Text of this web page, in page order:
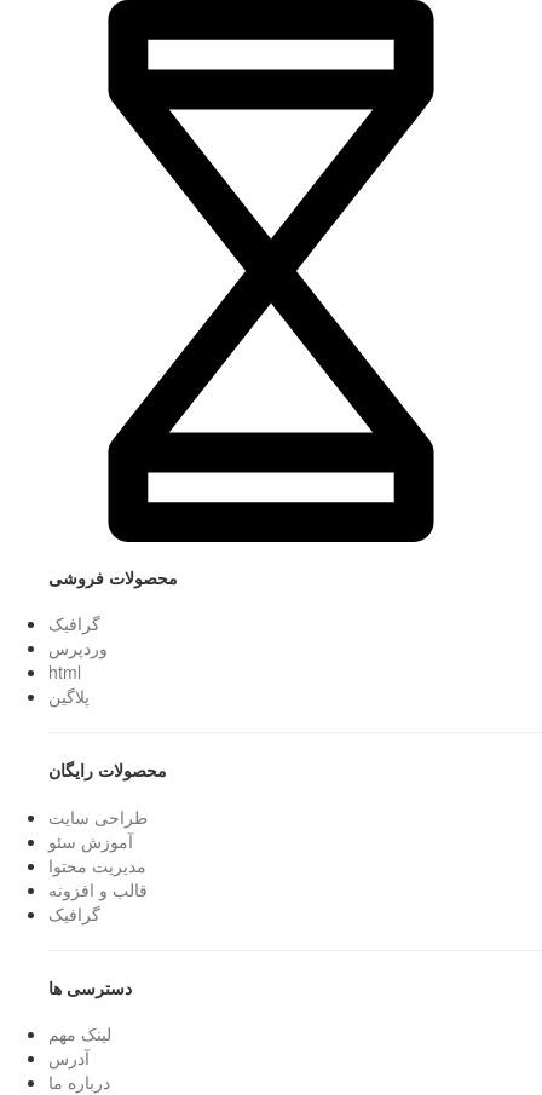
محصولات فروشی
گرافیک
وردپرس
html
پلاگین
محصولات رایگان
طراحی سایت
آموزش سئو
مدیریت محتوا
قالب و افزونه
گرافیک
دسترسی ها
لینک مهم
آدرس
درباره ما